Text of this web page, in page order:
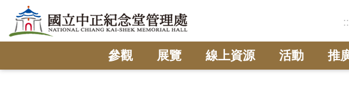
跳到主要內容區塊
參觀 展覽 線上資源 活動 推